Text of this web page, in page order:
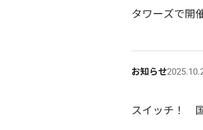
タワーズで開
お知らせ
スイッチ！　